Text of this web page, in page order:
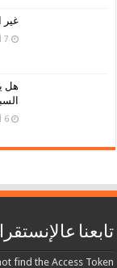
غير
7 أغسطس، 2018
هل
6 أغسطس، 2018
تابعنا
find the Access Token!